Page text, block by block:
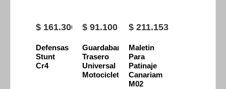
$ 161.300
Defensas
Stunt
Cr4
$ 91.100
Guardabarro
Trasero
Universal
Motocicleta
$ 211.153
Maletin
Para
Patinaje
Canariam
M02